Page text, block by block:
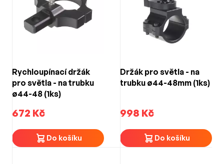
Rychloupínací držák
pro světla - na trubku
ø44-48 (1ks)
672 Kč
Do košíku
Držák pro světla - na
trubku ø44-48mm (1ks)
998 Kč
Do košíku